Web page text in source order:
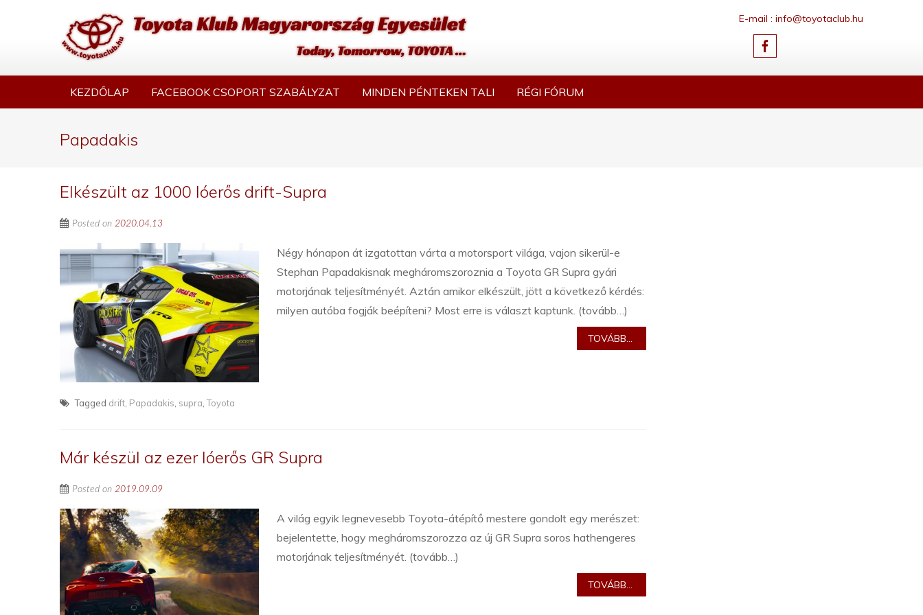
E-mail : info@toyotaclub.hu
KEZDŐLAP FACEBOOK CSOPORT SZABÁLYZAT MINDEN PÉNTEKEN TALI RÉGI FÓRUM
Papadakis
Elkészült az 1000 lóerős drift-Supra
Posted on 2020.04.13
Négy hónapon át izgatottan várta a motorsport világa, vajon sikerül-e
Stephan Papadakisnak megháromszoroznia a Toyota GR Supra gyári
motorjának teljesítményét. Aztán amikor elkészült, jött a következő kérdés:
milyen autóba fogják beépíteni? Most erre is választ kaptunk. (tovább…)
TOVÁBB...
Tagged drift, Papadakis, supra,Toyota
Már készül az ezer lóerős GR Supra
Posted on 2019.09.09
A világ egyik legnevesebb Toyota-átépítő mestere gondolt egy merészet:
bejelentette, hogy megháromszorozza az új GR Supra soros hathengeres
motorjának teljesítményét. (tovább…)
TOVÁBB...